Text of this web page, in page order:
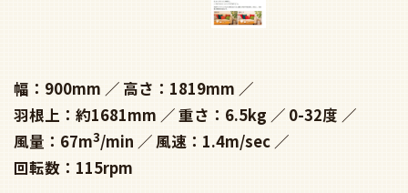
幅：900mm
高さ：1819mm
羽根上：約1681mm
重さ：6.5kg
0-32度
風量：67m3/min
風速：1.4m/sec
回転数：115rpm